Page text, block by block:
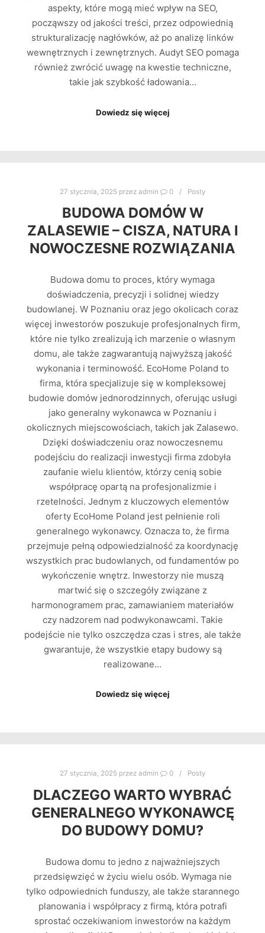
aspekty, które mogą mieć wpływ na SEO,
począwszy od jakości treści, przez odpowiednią
strukturalizację nagłówków, aż po analizę linków
wewnętrznych i zewnętrznych. Audyt SEO pomaga
również zwrócić uwagę na kwestie techniczne,
takie jak szybkość ładowania…
Dowiedz się więcej
27 stycznia, 2025 przez admin 0 Posty
BUDOWA DOMÓW W
ZALASEWIE – CISZA, NATURA I
NOWOCZESNE ROZWIĄZANIA
Budowa domu to proces, który wymaga
doświadczenia, precyzji i solidnej wiedzy
budowlanej. W Poznaniu oraz jego okolicach coraz
więcej inwestorów poszukuje profesjonalnych firm,
które nie tylko zrealizują ich marzenie o własnym
domu, ale także zagwarantują najwyższą jakość
wykonania i terminowość. EcoHome Poland to
firma, która specjalizuje się w kompleksowej
budowie domów jednorodzinnych, oferując usługi
jako generalny wykonawca w Poznaniu i
okolicznych miejscowościach, takich jak Zalasewo.
Dzięki doświadczeniu oraz nowoczesnemu
podejściu do realizacji inwestycji firma zdobyła
zaufanie wielu klientów, którzy cenią sobie
współpracę opartą na profesjonalizmie i
rzetelności. Jednym z kluczowych elementów
oferty EcoHome Poland jest pełnienie roli
generalnego wykonawcy. Oznacza to, że firma
przejmuje pełną odpowiedzialność za koordynację
wszystkich prac budowlanych, od fundamentów po
wykończenie wnętrz. Inwestorzy nie muszą
martwić się o szczegóły związane z
harmonogramem prac, zamawianiem materiałów
czy nadzorem nad podwykonawcami. Takie
podejście nie tylko oszczędza czas i stres, ale także
gwarantuje, że wszystkie etapy budowy są
realizowane…
Dowiedz się więcej
27 stycznia, 2025 przez admin 0 Posty
DLACZEGO WARTO WYBRAĆ
GENERALNEGO WYKONAWCĘ
DO BUDOWY DOMU?
Budowa domu to jedno z najważniejszych
przedsięwzięć w życiu wielu osób. Wymaga nie
tylko odpowiednich funduszy, ale także starannego
planowania i współpracy z firmą, która potrafi
sprostać oczekiwaniom inwestorów na każdym